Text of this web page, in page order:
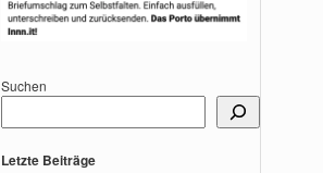
Suchen
Letzte Beiträge